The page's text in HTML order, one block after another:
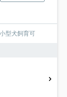
型犬飼育可